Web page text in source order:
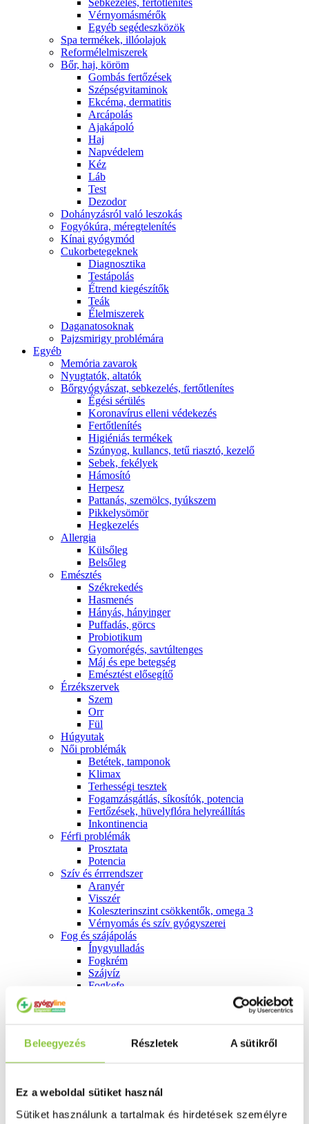
Beleegyezés Részletek A sütikről
Ez a weboldal sütiket használ
Sütiket használunk a tartalmak és hirdetések személyre
Sebkezelés, fertőtlenítés
Vérnyomásmérők
Egyéb segédeszközök
Spa termékek, illóolajok
Reformélelmiszerek
Bőr, haj, köröm
Gombás fertőzések
Szépségvitaminok
Ekcéma, dermatitis
Arcápolás
Ajakápoló
Haj
Napvédelem
Kéz
Láb
Test
Dezodor
Dohányzásról való leszokás
Fogyókúra, méregtelenítés
Kínai gyógymód
Cukorbetegeknek
Diagnosztika
Testápolás
É́trend kiegészítők
Teák
É́lelmiszerek
Daganatosoknak
Pajzsmirigy problémára
Egyéb
Memória zavarok
Nyugtatók, altatók
Bőrgyógyászat, sebkezelés, fertőtlenítes
É́gési sérülés
Koronavírus elleni védekezés
Fertőtlenítés
Higiéniás termékek
Szúnyog, kullancs, tetű riasztó, kezelő
Sebek, fekélyek
Hámosító
Herpesz
Pattanás, szemölcs, tyúkszem
Pikkelysömör
Hegkezelés
Allergia
Külsőleg
Belsőleg
Emésztés
Székrekedés
Hasmenés
Hányás, hányinger
Puffadás, görcs
Probiotikum
Gyomorégés, savtúltenges
Máj és epe betegség
Emésztést elősegítő
Érzékszervek
Szem
Orr
Fül
Húgyutak
Női problémák
Betétek, tamponok
Klimax
Terhességi tesztek
Fogamzásgátlás, síkosítók, potencia
Fertőzések, hüvelyflóra helyreállítás
Inkontinencia
Férfi problémák
Prosztata
Potencia
Szív és érrrendszer
Aranyér
Visszér
Koleszterinszint csökkentők, omega 3
Vérnyomás és szív gyógyszerei
Fog és szájápolás
Í́nygyulladás
Fogkrém
Szájvíz
Fogkefe
Teák
É́lvezeti
Egészség ajándékba
Tápszer